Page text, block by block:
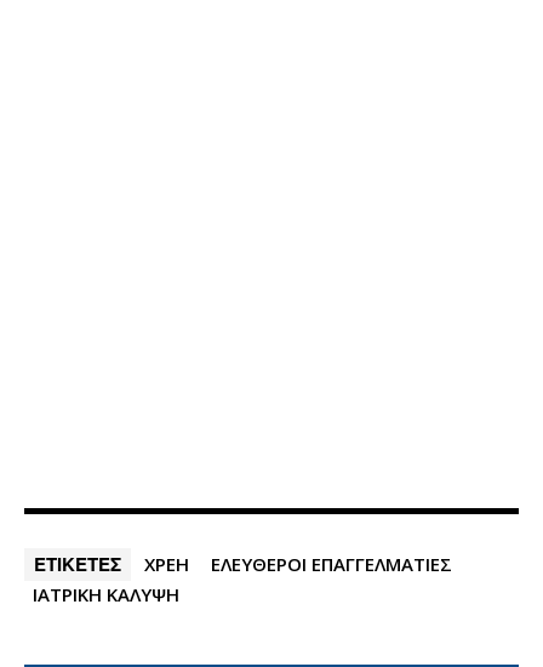
ΕΤΙΚΕΤΕΣ ΧΡΕΗ
ΕΛΕΥΘΕΡΟΙ ΕΠΑΓΓΕΛΜΑΤΙΕΣ
ΙΑΤΡΙΚΗ ΚΑΛΥΨΗ